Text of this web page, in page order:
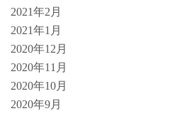
2021年2月
2021年1月
2020年12月
2020年11月
2020年10月
2020年9月